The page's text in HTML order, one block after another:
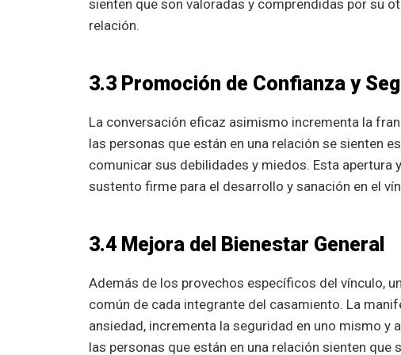
sienten que son valoradas y comprendidas por su
relación.
3.3 Promoción de Confianza y
La conversación eficaz asimismo incrementa la
las personas que están en una relación se sienten
comunicar sus debilidades y miedos. Esta apertura
sustento firme para el desarrollo y sanación en el
3.4 Mejora del Bienestar General
Además de los provechos específicos del vínculo,
común de cada integrante del casamiento. La
ansiedad, incrementa la seguridad en uno mismo y
las personas que están en una relación sienten que